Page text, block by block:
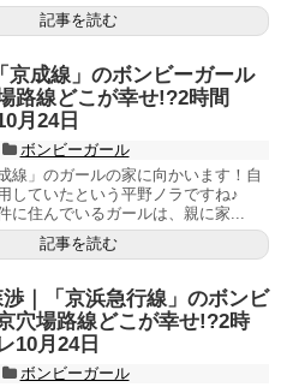
記事を読む
京成線」のボンビーガール
路線どこが幸せ!?2時間
月24日
ボンビーガール
線」のガールの家に向かいます！自
していたという平野ノラですね♪
に住んでいるガールは、親に家...
記事を読む
｜「京浜急行線」のボンビ
穴場路線どこが幸せ!?2時
10月24日
ボンビーガール